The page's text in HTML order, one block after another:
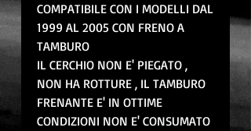
COMPATIBILE CON I MODELLI DAL
1999 AL 2005 CON FRENO A
TAMBURO
IL CERCHIO NON E' PIEGATO ,
NON HA ROTTURE , IL TAMBURO
FRENANTE E' IN OTTIME
CONDIZIONI NON E' CONSUMATO